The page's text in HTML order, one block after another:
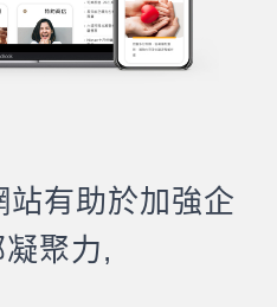
有助於加強企
聚力,